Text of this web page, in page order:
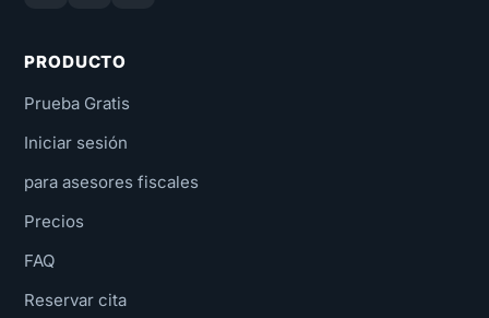
PRODUCTO
Prueba Gratis
Iniciar sesión
para asesores fiscales
Precios
FAQ
Reservar cita